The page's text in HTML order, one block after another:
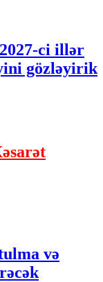
ci illər
gözləyirik
və